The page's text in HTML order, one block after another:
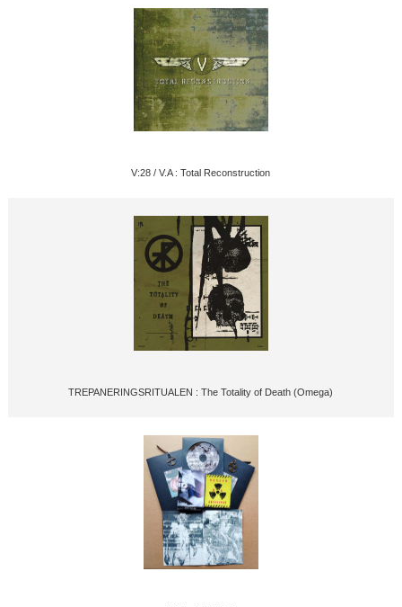
V:28 / V.A : Total Reconstruction
TREPANERINGSRITUALEN : The Totality of Death (Omega)